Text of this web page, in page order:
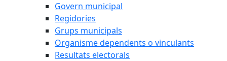
Govern municipal
Regidories
Grups municipals
Organisme dependents o vinculants
Resultats electorals